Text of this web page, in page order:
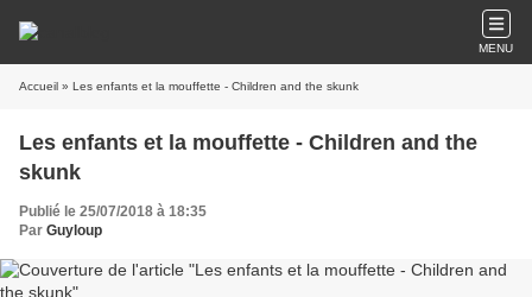
MENU
Accueil » Les enfants et la mouffette - Children and the skunk
Les enfants et la mouffette - Children and the
skunk
Publié le 25/07/2018 à 18:35
Par Guyloup